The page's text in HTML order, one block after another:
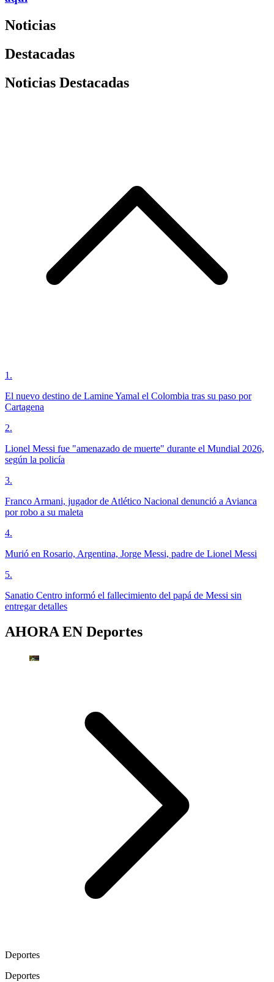
Noticias
Destacadas
Noticias Destacadas
1 .
El nuevo destino de Lamine Yamal el Colombia tras su paso por
Cartagena
2.
Lionel Messi fue "amenazado de muerte" durante el Mundial 2026,
según la policía
3.
Franco Armani, jugador de Atlético Nacional denunció a Avianca
por robo a su maleta
4.
Murió en Rosario, Argentina, Jorge Messi, padre de Lionel Messi
5.
Sanatio Centro informó el fallecimiento del papá de Messi sin
entregar detalles
AHORA EN Deportes
Deportes
Deportes